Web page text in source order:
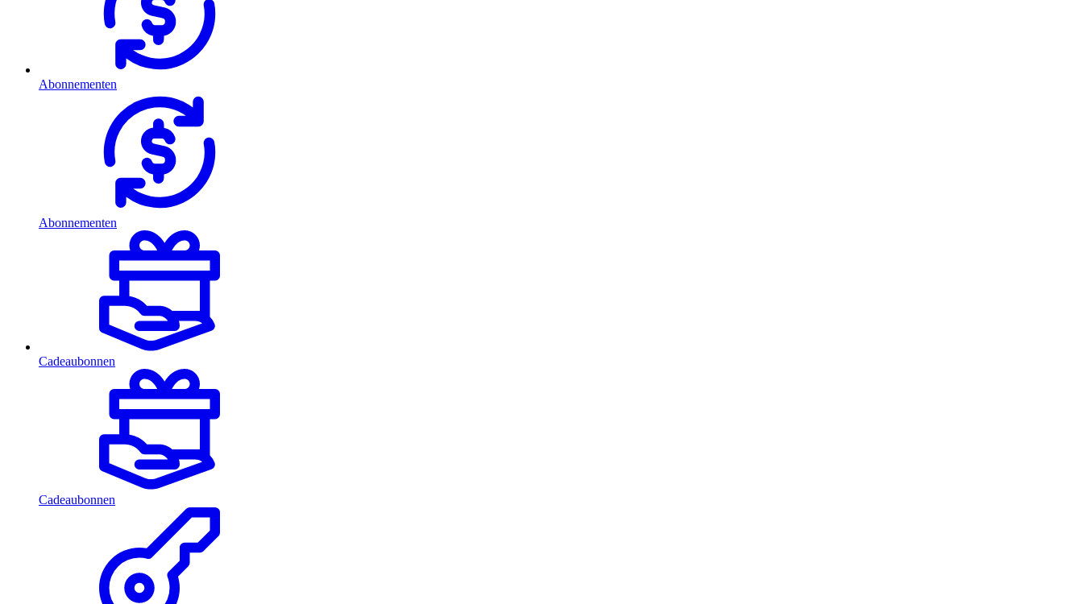
Abonnementen
Abonnementen
Cadeaubonnen
Cadeaubonnen